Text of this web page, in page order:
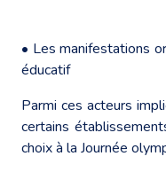
• Les manifestations
éducatif
Parmi ces acteurs
certains
choix à la Journée